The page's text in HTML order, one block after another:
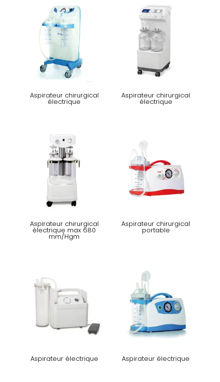
Aspirateur chirurgical
électrique
Aspirateur chirurgical
électrique
Aspirateur chirurgical
électrique max 680
mm/Hgm
Aspirateur chirurgical
portable
Aspirateur électrique Aspirateur électrique